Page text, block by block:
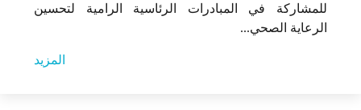
للمشاركة في المبادرات الرئاسية الرامية لتحسين
الرعاية الصحي...
المزيد